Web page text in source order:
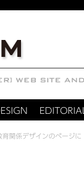
育関係デザインのページ